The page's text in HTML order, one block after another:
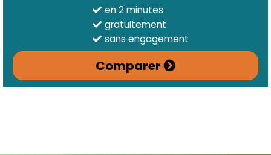
en 2 minutes
gratuitement
sans engagement
Comparer